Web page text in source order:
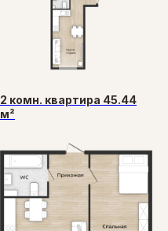
2 комн. квартира 45.44
м²